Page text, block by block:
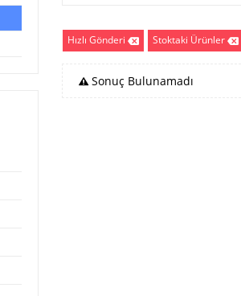
Hızlı Gönderi Stoktaki Ürünler
Sonuç Bulunamadı